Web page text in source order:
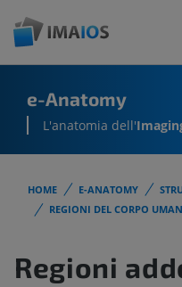
e-Anatomy
L'anatomia dell'
HOME E-ANATOMY
REGIONI DEL CORPO
Regioni